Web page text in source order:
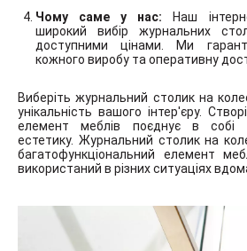
Чому саме у нас: Наш
широкий вибір журнальних
доступними цінами. Ми
кожного виробу та оперативну
Виберіть журнальний столик на
унікальність вашого інтер'єру.
елемент меблів поєднує в собі
естетику. Журнальний столик на
багатофункціональний елемент
використаний в різних ситуаціях